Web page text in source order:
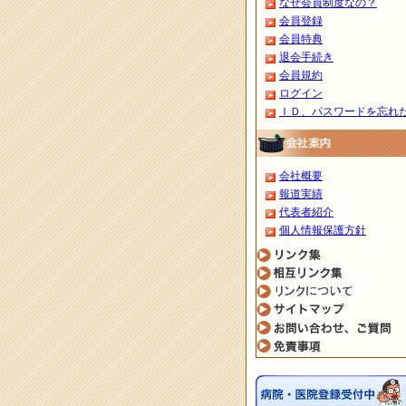
なぜ会員制度なの？
会員登録
会員特典
退会手続き
会員規約
ログイン
ＩＤ、パスワードを忘れ
会社概要
報道実績
代表者紹介
個人情報保護方針